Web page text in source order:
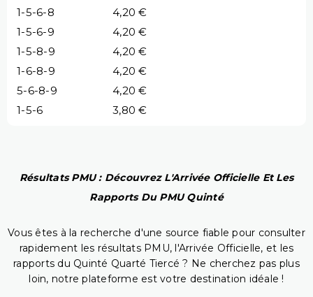
1-5-6-8
4,20 €
1-5-6-9
4,20 €
1-5-8-9
4,20 €
1-6-8-9
4,20 €
5-6-8-9
4,20 €
1-5-6
3,80 €
Résultats PMU : Découvrez L'Arrivée Officielle Et Les
Rapports Du PMU Quinté
Vous êtes à la recherche d'une source fiable pour consulter
rapidement les résultats PMU, l'Arrivée Officielle, et les
rapports du Quinté Quarté Tiercé ? Ne cherchez pas plus
loin, notre plateforme est votre destination idéale !